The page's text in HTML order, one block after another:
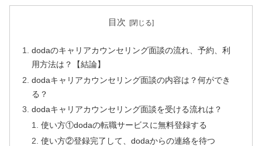
目次
dodaのキャリアカウンセリング面談の流れ、予約、利
用方法は？【結論】
dodaキャリアカウンセリング面談の内容は？何ができ
る？
dodaキャリアカウンセリング面談を受ける流れは？
使い方①dodaの転職サービスに無料登録する
使い方②登録完了して、dodaからの連絡を待つ